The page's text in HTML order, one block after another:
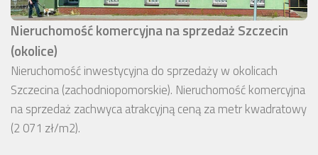
Nieruchomość komercyjna na sprzedaż Szczecin
(okolice)
Nieruchomość inwestycyjna do sprzedaży w okolicach
Szczecina (zachodniopomorskie). Nieruchomość komercyjna
na sprzedaż zachwyca atrakcyjną ceną za metr kwadratowy
(2 071 zł/m2).